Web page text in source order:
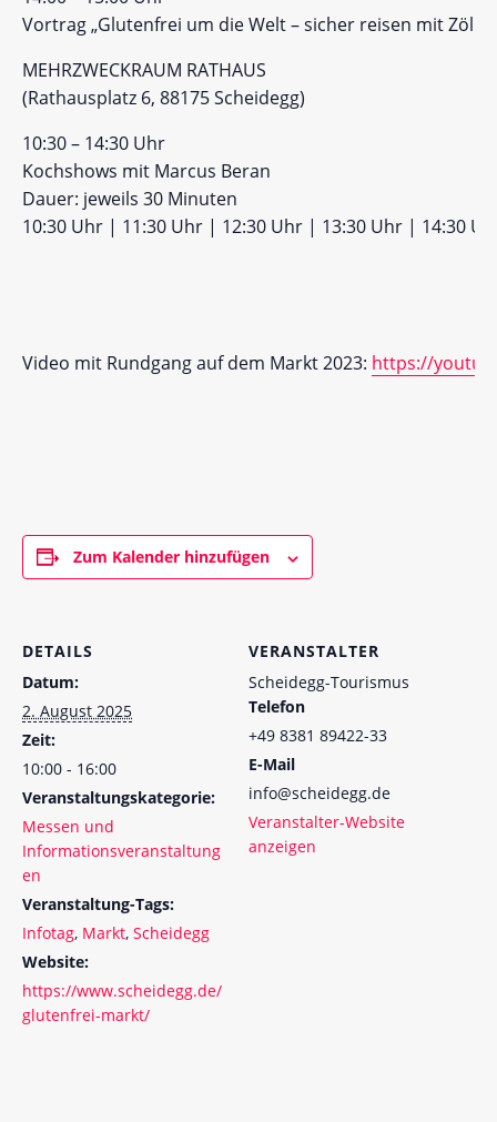
Vortrag „Glutenfrei um die Welt – sicher reisen mit
MEHRZWECKRAUM RATHAUS
(Rathausplatz 6, 88175 Scheidegg)
10:30 – 14:30 Uhr
Kochshows mit Marcus Beran
Dauer: jeweils 30 Minuten
10:30 Uhr | 11:30 Uhr | 12:30 Uhr | 13:30 Uhr | 14:30
Video mit Rundgang auf dem Markt 2023: https://
Zum Kalender hinzufügen
DETAILS
Datum:
2. August 2025
Zeit:
10:00 - 16:00
Veranstaltungskategorie:
Messen und
Informationsveranstaltung
en
Veranstaltung-Tags:
Infotag, Markt, Scheidegg
Website:
https://www.scheidegg.de/
glutenfrei-markt/
VERANSTALTER
Scheidegg-Tourismus
Telefon
+49 8381 89422-33
E-Mail
info@scheidegg.de
Veranstalter-Website
anzeigen